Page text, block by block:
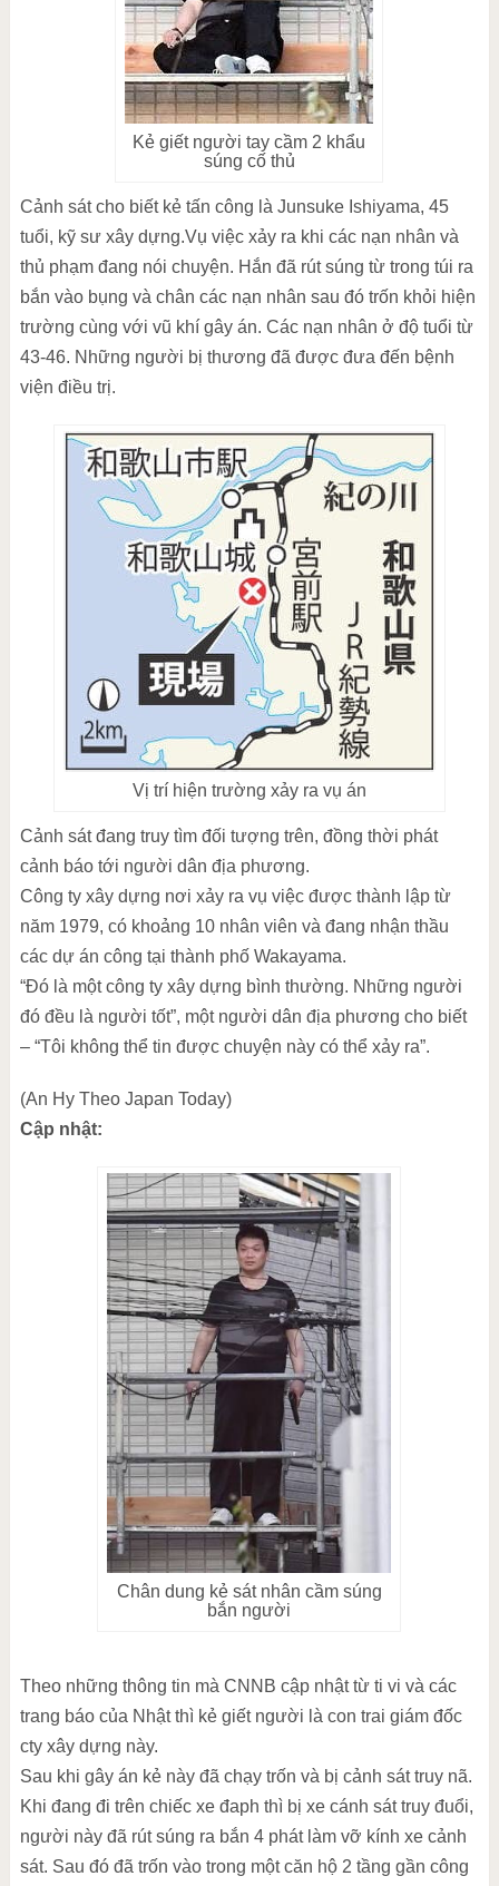
Kẻ giết người tay cầm 2 khẩu
súng cố thủ
Cảnh sát cho biết kẻ tấn công là Junsuke Ishiyama, 45
tuổi, kỹ sư xây dựng.Vụ việc xảy ra khi các nạn nhân và
thủ phạm đang nói chuyện. Hắn đã rút súng từ trong túi ra
bắn vào bụng và chân các nạn nhân sau đó trốn khỏi hiện
trường cùng với vũ khí gây án. Các nạn nhân ở độ tuổi từ
43-46. Những người bị thương đã được đưa đến bệnh
viện điều trị.
Vị trí hiện trường xảy ra vụ án
Cảnh sát đang truy tìm đối tượng trên, đồng thời phát
cảnh báo tới người dân địa phương.
Công ty xây dựng nơi xảy ra vụ việc được thành lập từ
năm 1979, có khoảng 10 nhân viên và đang nhận thầu
các dự án công tại thành phố Wakayama.
“Đó là một công ty xây dựng bình thường. Những người
đó đều là người tốt”, một người dân địa phương cho biết
– “Tôi không thể tin được chuyện này có thể xảy ra”.
(An Hy Theo Japan Today)
Cập nhật:
Chân dung kẻ sát nhân cầm súng
bắn người
Theo những thông tin mà CNNB cập nhật từ ti vi và các
trang báo của Nhật thì kẻ giết người là con trai giám đốc
cty xây dựng này.
Sau khi gây án kẻ này đã chạy trốn và bị cảnh sát truy nã.
Khi đang đi trên chiếc xe đaph thì bị xe cánh sát truy đuổi,
người này đã rút súng ra bắn 4 phát làm vỡ kính xe cảnh
sát. Sau đó đã trốn vào trong một căn hộ 2 tầng gần công